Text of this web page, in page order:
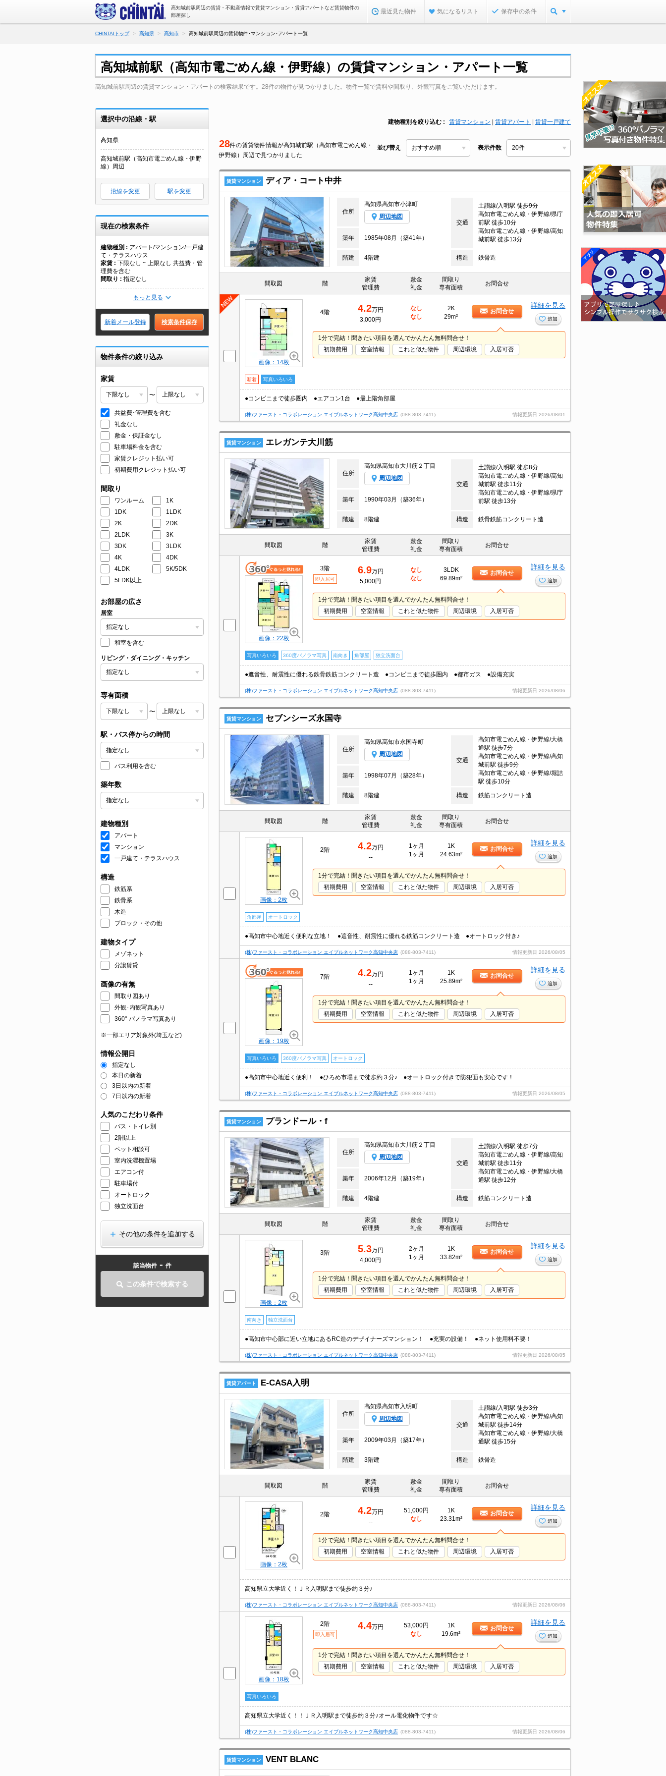
高知城前駅周辺の賃貸・不動産情報で賃貸マンション・賃貸アパートなど賃貸物件の
部屋探し
最近見た物件 気になるリスト 保存中の条件
CHINTAIトップ 高知県 高知市 高知城前駅周辺の賃貸物件･マンション･アパート一覧
高知城前駅（高知市電ごめん線・伊野線）の賃貸マンション・アパート一覧
高知城前駅周辺の賃貸マンション・アパートの検索結果です。28件の物件が見つかりました。物件一覧で賃料や間取り、外観写真をご覧いただけます。
選択中の沿線・駅
高知県
高知城前駅（高知市電ごめん線・伊野
線）周辺
沿線を変更 駅を変更
現在の検索条件
建物種別
アパート/マンション/一戸建
て・テラスハウス
家賃
下限なし ~ 上限なし 共益費・管
理費を含む
間取り
指定なし
もっと見る
新着メール登録 検索条件保存
物件条件の絞り込み
家賃
〜
共益費･管理費を含む
礼金なし
敷金・保証金なし
駐車場料金を含む
家賃クレジット払い可
初期費用クレジット払い可
間取り
ワンルーム
1K
1DK
1LDK
2K
2DK
2LDK
3K
3DK
3LDK
4K
4DK
4LDK
5K/5DK
5LDK以上
お部屋の広さ
居室
和室を含む
リビング・ダイニング・キッチン
専有面積
〜
駅・バス停からの時間
バス利用を含む
築年数
建物種別
アパート
マンション
一戸建て・テラスハウス
構造
鉄筋系
鉄骨系
木造
ブロック・その他
建物タイプ
メゾネット
分譲賃貸
画像の有無
間取り図あり
外観･内観写真あり
360° パノラマ写真あり
※一部エリア対象外(埼玉など)
情報公開日
指定なし
本日の新着
3日以内の新着
7日以内の新着
人気のこだわり条件
バス・トイレ別
2階以上
ペット相談可
室内洗濯機置場
エアコン付
駐車場付
オートロック
独立洗面台
その他の条件を追加する
該当物件 - 件
この条件で検索する
建物種別を絞り込む 賃貸マンション 賃貸アパート 賃貸一戸建て
28件の賃貸物件情報が高知城前駅（高知市電ごめん線・
伊野線）周辺で見つかりました
並び替え 表示件数
賃貸マンション ディア・コート中井
住所
高知県高知市小津町
周辺地図
交通
土讃線/入明駅 徒歩9分
高知市電ごめん線・伊野線/県庁
前駅 徒歩10分
高知市電ごめん線・伊野線/高知
城前駅 徒歩13分
築年 1985年08月（築41年）
階建 4階建 構造 鉄骨造
間取図 階
家賃
管理費
敷金
礼金
間取り
専有面積
お問合せ
画像：14枚
4階 4.2万円
3,000円
なし
なし
2K
29m²
お問合せ
詳細を見る
追加
1分で完結！聞きたい項目を選んでかんたん無料問合せ！
初期費用
空室情報 これと似た物件 周辺環境 入居可否
新着 写真いろいろ
●コンビニまで徒歩圏内 ●エアコン1台 ●最上階角部屋
(株)ファースト・コラボレーション エイブルネットワーク高知中央店 (088-803-7411) 情報更新日 2026/08/01
賃貸マンション エレガンテ大川筋
住所
高知県高知市大川筋２丁目
周辺地図
交通
土讃線/入明駅 徒歩8分
高知市電ごめん線・伊野線/高知
城前駅 徒歩11分
高知市電ごめん線・伊野線/県庁
前駅 徒歩13分
築年 1990年03月（築36年）
階建 8階建 構造 鉄骨鉄筋コンクリート造
間取図 階
家賃
管理費
敷金
礼金
間取り
専有面積
お問合せ
画像：22枚
3階
即入居可
6.9万円
5,000円
なし
なし
3LDK
69.89m²
お問合せ
詳細を見る
追加
1分で完結！聞きたい項目を選んでかんたん無料問合せ！
初期費用
空室情報 これと似た物件 周辺環境 入居可否
写真いろいろ 360度パノラマ写真 南向き 角部屋 独立洗面台
●遮音性、耐震性に優れる鉄骨鉄筋コンクリート造 ●コンビニまで徒歩圏内 ●都市ガス ●設備充実
(株)ファースト・コラボレーション エイブルネットワーク高知中央店 (088-803-7411) 情報更新日 2026/08/06
賃貸マンション セブンシーズ永国寺
住所
高知県高知市永国寺町
周辺地図
交通
高知市電ごめん線・伊野線/大橋
通駅 徒歩7分
高知市電ごめん線・伊野線/高知
城前駅 徒歩9分
高知市電ごめん線・伊野線/堀詰
駅 徒歩10分
築年 1998年07月（築28年）
階建 8階建 構造 鉄筋コンクリート造
間取図 階
家賃
管理費
敷金
礼金
間取り
専有面積
お問合せ
画像：2枚
2階 4.2万円
--
1ヶ月
1ヶ月
1K
24.63m²
お問合せ
詳細を見る
追加
1分で完結！聞きたい項目を選んでかんたん無料問合せ！
初期費用
空室情報 これと似た物件 周辺環境 入居可否
角部屋 オートロック
●高知市中心地近く便利な立地！ ●遮音性、耐震性に優れる鉄筋コンクリート造 ●オートロック付き♪
(株)ファースト・コラボレーション エイブルネットワーク高知中央店 (088-803-7411) 情報更新日 2026/08/05
画像：19枚
7階 4.2万円
--
1ヶ月
1ヶ月
1K
25.89m²
お問合せ
詳細を見る
追加
1分で完結！聞きたい項目を選んでかんたん無料問合せ！
初期費用
空室情報 これと似た物件 周辺環境 入居可否
写真いろいろ 360度パノラマ写真 オートロック
●高知市中心地近く便利！ ●ひろめ市場まで徒歩約３分♪ ●オートロック付きで防犯面も安心です！
(株)ファースト・コラボレーション エイブルネットワーク高知中央店 (088-803-7411) 情報更新日 2026/08/05
賃貸マンション プランドール・f
住所
高知県高知市大川筋２丁目
周辺地図
交通
土讃線/入明駅 徒歩7分
高知市電ごめん線・伊野線/高知
城前駅 徒歩11分
高知市電ごめん線・伊野線/大橋
通駅 徒歩12分
築年 2006年12月（築19年）
階建 4階建 構造 鉄筋コンクリート造
間取図 階
家賃
管理費
敷金
礼金
間取り
専有面積
お問合せ
画像：2枚
3階 5.3万円
4,000円
2ヶ月
1ヶ月
1K
33.82m²
お問合せ
詳細を見る
追加
1分で完結！聞きたい項目を選んでかんたん無料問合せ！
初期費用
空室情報 これと似た物件 周辺環境 入居可否
南向き 独立洗面台
●高知市中心部に近い立地にあるRC造のデザイナーズマンション！ ●充実の設備！ ●ネット使用料不要！
(株)ファースト・コラボレーション エイブルネットワーク高知中央店 (088-803-7411) 情報更新日 2026/08/05
賃貸アパート E-CASA入明
住所
高知県高知市入明町
周辺地図
交通
土讃線/入明駅 徒歩3分
高知市電ごめん線・伊野線/高知
城前駅 徒歩14分
高知市電ごめん線・伊野線/大橋
通駅 徒歩15分
築年 2009年03月（築17年）
階建 3階建 構造 鉄骨造
間取図 階
家賃
管理費
敷金
礼金
間取り
専有面積
お問合せ
画像：2枚
2階 4.2万円
--
51,000円
なし
1K
23.31m²
お問合せ
詳細を見る
追加
1分で完結！聞きたい項目を選んでかんたん無料問合せ！
初期費用
空室情報 これと似た物件 周辺環境 入居可否
高知県立大学近く！ＪＲ入明駅まで徒歩約３分♪
(株)ファースト・コラボレーション エイブルネットワーク高知中央店 (088-803-7411) 情報更新日 2026/08/06
画像：18枚
2階
即入居可
4.4万円
--
53,000円
なし
1K
19.6m²
お問合せ
詳細を見る
追加
1分で完結！聞きたい項目を選んでかんたん無料問合せ！
初期費用
空室情報 これと似た物件 周辺環境 入居可否
写真いろいろ
高知県立大学近く！！ＪＲ入明駅まで徒歩約３分♪オール電化物件です☆
(株)ファースト・コラボレーション エイブルネットワーク高知中央店 (088-803-7411) 情報更新日 2026/08/06
賃貸マンション VENT BLANC